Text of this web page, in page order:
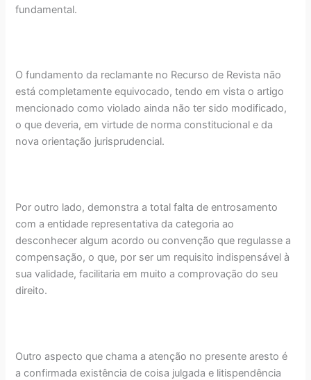
fundamental.
O fundamento da reclamante no Recurso de Revista não
está completamente equivocado, tendo em vista o artigo
mencionado como violado ainda não ter sido modificado,
o que deveria, em virtude de norma constitucional e da
nova orientação jurisprudencial.
Por outro lado, demonstra a total falta de entrosamento
com a entidade representativa da categoria ao
desconhecer algum acordo ou convenção que regulasse a
compensação, o que, por ser um requisito indispensável à
sua validade, facilitaria em muito a comprovação do seu
direito.
Outro aspecto que chama a atenção no presente aresto é
a confirmada existência de coisa julgada e litispendência